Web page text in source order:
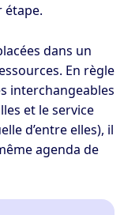
étape.
dans un
En règle
interchangeables
et le service
d’entre elles), il
agenda de